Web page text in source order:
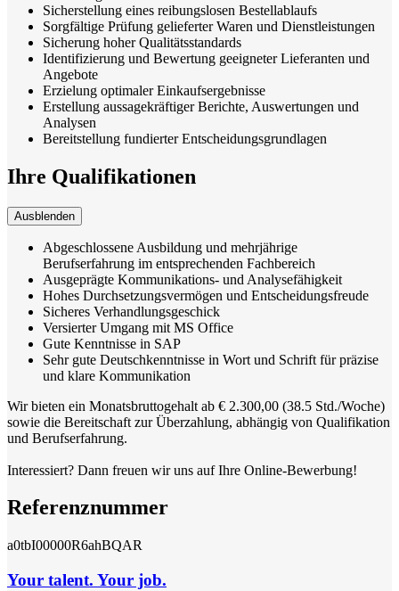
Sicherstellung eines reibungslosen Bestellablaufs
Sorgfältige Prüfung gelieferter Waren und Dienstleistungen
Sicherung hoher Qualitätsstandards
Identifizierung und Bewertung geeigneter Lieferanten und
Angebote
Erzielung optimaler Einkaufsergebnisse
Erstellung aussagekräftiger Berichte, Auswertungen und
Analysen
Bereitstellung fundierter Entscheidungsgrundlagen
Ihre Qualifikationen
Ausblenden
Abgeschlossene Ausbildung und mehrjährige
Berufserfahrung im entsprechenden Fachbereich
Ausgeprägte Kommunikations- und Analysefähigkeit
Hohes Durchsetzungsvermögen und Entscheidungsfreude
Sicheres Verhandlungsgeschick
Versierter Umgang mit MS Office
Gute Kenntnisse in SAP
Sehr gute Deutschkenntnisse in Wort und Schrift für präzise
und klare Kommunikation
Wir bieten ein Monatsbruttogehalt ab € 2.300,00 (38.5 Std./Woche)
sowie die Bereitschaft zur Überzahlung, abhängig von Qualifikation
und Berufserfahrung.
Interessiert? Dann freuen wir uns auf Ihre Online-Bewerbung!
Referenznummer
a0tbI00000R6ahBQAR
Your talent. Your job.